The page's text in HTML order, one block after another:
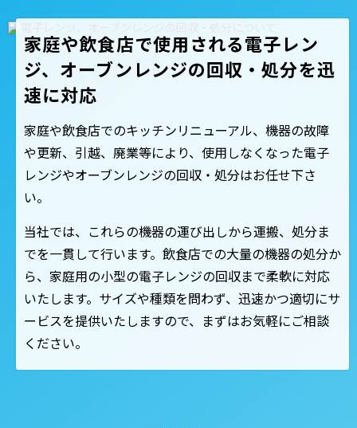
家庭や飲食店で使用される電子レン
ジ、オーブンレンジの回収・処分を迅
速に対応
家庭や飲食店でのキッチンリニューアル、機器の故障
や更新、引越、廃業等により、使用しなくなった電子
レンジやオーブンレンジの回収・処分はお任せ下さ
い。
当社では、これらの機器の運び出しから運搬、処分ま
でを一貫して行います。飲食店での大量の機器の処分か
ら、家庭用の小型の電子レンジの回収まで柔軟に対応
いたします。サイズや種類を問わず、迅速かつ適切にサ
ービスを提供いたしますので、まずはお気軽にご相談
ください。